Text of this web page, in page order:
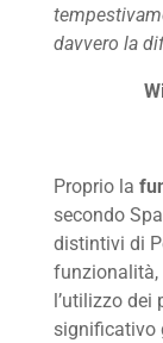
davvero la
Proprio la
secondo
distintivi di
funzionalità,
l’utilizzo
significativo